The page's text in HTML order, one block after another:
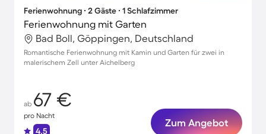
Ferienwohnung ∙ 2 Gäste ∙ 1 Schlafzimmer
Ferienwohnung mit Garten
Bad Boll, Göppingen, Deutschland
Romantische Ferienwohnung mit Kamin und Garten für zwei in
malerischem Zell unter Aichelberg
ab 67 €
pro Nacht
4.5
Zum Angebot